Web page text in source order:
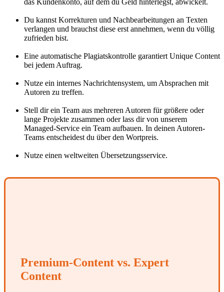
das Kundenkonto, auf dem du Geld hinterlegst, abwickelt.
Du kannst Korrekturen und Nachbearbeitungen an Texten
verlangen und brauchst diese erst annehmen, wenn du völlig
zufrieden bist.
Eine automatische Plagiatskontrolle garantiert Unique Content
bei jedem Auftrag.
Nutze ein internes Nachrichtensystem, um Absprachen mit
Autoren zu treffen.
Stell dir ein Team aus mehreren Autoren für größere oder
lange Projekte zusammen oder lass dir von unserem
Managed-Service ein Team aufbauen. In deinen Autoren-
Teams entscheidest du über den Wortpreis.
Nutze einen weltweiten Übersetzungsservice.
Premium-Content vs. Expert
Content